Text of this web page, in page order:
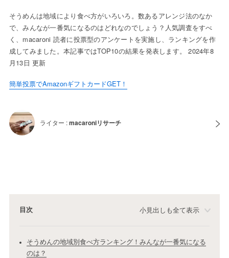
そうめんは地域により食べ方がいろいろ。数あるアレンジ法のなか
で、みんなが一番気になるのはどれなのでしょう？人気調査をすべ
く、macaroni 読者に投票型のアンケートを実施し、ランキングを作
成してみました。本記事ではTOP10の結果を発表します。 2024年8
月13日 更新
簡単投票でAmazonギフトカードGET！
ライター :macaroniリサーチ
目次 小見出しも全て表示
そうめんの地域別食べ方ランキング！みんなが一番気になる
のは？